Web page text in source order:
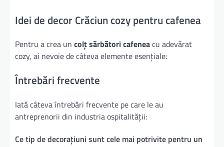
Idei de decor Crăciun cozy pentru cafenea
Pentru a crea un colț sărbători cafeneacu adevărat
cozy, ai nevoie de câteva elemente esențiale:
Întrebări frecvente
Iată câteva întrebări frecvente pe care le au
antreprenorii din industria ospitalității:
Ce tip de decorațiuni sunt cele mai potrivite pentru un